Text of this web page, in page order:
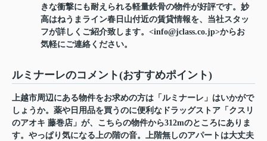
きな衝撃にも耐えられる軽量鉄骨の物件が好評です。妙
高はねうまライン春日山付近の賃貸情報を、当社スタッ
フが詳しくご紹介致します。<info@jclass.co.jp>からお
気軽にご連絡ください。
ルミナーレのコメント(おすすめポイント)
上越市周辺にある物件をお求めの方は「ルミナーレ」はいかがで
しょうか。薬や日用品を買うのに便利なドラッグストア「クスリ
のアオキ 藤巻店」が、こちらの物件から312mのところにありま
す。やっぱり気になる上の階の音。上階無しのアパートは大丈夫